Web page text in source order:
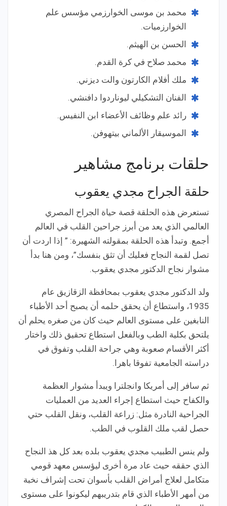
محمد بن موسى الخوارزمي مؤسس علم
الخوارزميات.
الحسن بن الهيثم.
محمد صلاح في كرة القدم.
ملك أفلام الكارتون والت ديزني.
الفنان التشكيلي ليوناردوا دافنشي.
رائد علم وظائف الأعضاء ابن النفيس.
الموسيقار الألماني بيتهوفن.
حلقات برنامج مشاهير
حلقة الجراح مجدي يعقوب
تستعرض هذه الحلقة قصة حياة الجراح المصري
العالمي الذي يعد من أبرز جراحين القلب في العالم
أجمع. وتبدأ هذه الحلقة بمقولته الشهيرة: ” إذا اردت أن
تصل لقمة النجاح فعليك أن تثق بنفسك”، ومن هنا بدأ
مشوار نجاح الدكتور مجدي يعقوب.
ولد الدكتور مجدي يعقوب بمحافظة الزقازيق عام
1935، واستطاع أن يحقق حلمه أن يصبح أحد الأطباء
النابغين على مستوى العالم حيث كان من صغره يحلم أن
يلتحق بكلية الطب وبالفعل استطاع تحقيق ذلك واختار
أكثر الأقسام صعوبة وهي جراحة القلب وتفوق في
دراسته الجامعية تفوقا باهرا.
ثم سافر إلى أمريكا وانجلترا ويبدأ مشوار العظمة
والكفاح حيث استطاع إجراء العديد من العمليات
الجراحية النادرة مثل: زراعة القلب، ونقل القلب حتي
حصل لقب ملك القلوب في الطب.
ولم ينس الطبيب مجدي يعقوب بلده بعد كل هذ النجاح
الذي حققه حيث عاد مرة أخرى ليؤسس معهد قومي
متكامل لعلاج أمراض القلب بأسوان تحت إشراف نخبة
من أمهر الأطباء الذي قام بتدريبهم ليكونوا على مستوى